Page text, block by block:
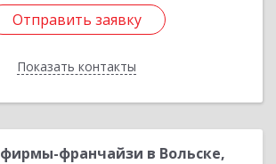
Отправить заявку
Показать контакты
Отправить заявку
Назад
франчайзи в Вольске,